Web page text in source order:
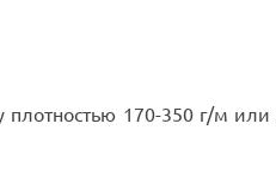
170-350 г/м